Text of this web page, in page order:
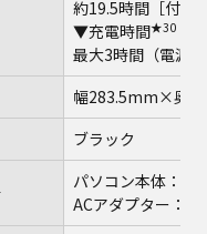
約19.5時間［付属
▼充電時間★30
最大3時間（電源
幅283.5mm×奥
ブラック
パソコン本体：約
ACアダプター：